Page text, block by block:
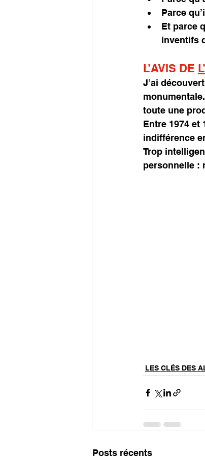
Parce
Et parce
inventifs
L’AVIS DE
J’ai
toute une
Entre 1974 et
indifférence
Trop
personnelle :
LES CLÉS DES
Posts récents